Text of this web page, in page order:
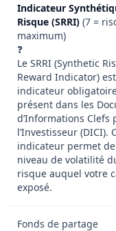
Indicateur
Risque (SRRI) (7 =
maximum)
❓
Le SRRI (Synthetic
Reward Indicator)
indicateur
présent dans les
d’Informations Clefs
l’Investisseur (DICI).
indicateur permet
niveau de volatilité
risque auquel votre
exposé.
Fonds de partage